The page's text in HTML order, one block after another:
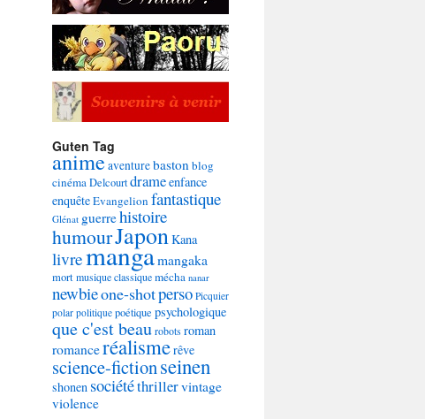
Guten Tag
animeaventurebaston blog
cinémaDelcourtdrameenfance
enquêteEvangelion fantastique
Glénat guerrehistoire
humourJapon Kana
livremangamangaka
mortmusique classiquemécha nanar
newbieone-shotperso Picquier
polar politique poétique psychologique
que c'est beaurobotsroman
romanceréalismerêve
science-fictionseinen
shonen sociététhrillervintage
violence